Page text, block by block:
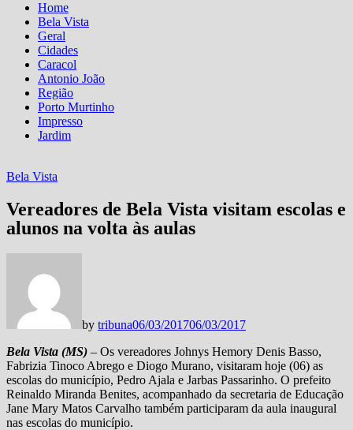
Home
Bela Vista
Geral
Cidades
Caracol
Antonio João
Região
Porto Murtinho
Impresso
Jardim
Bela Vista
Vereadores de Bela Vista visitam escolas e
alunos na volta às aulas
by tribuna06/03/201706/03/2017
Bela Vista (MS) – Os vereadores Johnys Hemory Denis Basso,
Fabrizia Tinoco Abrego e Diogo Murano, visitaram hoje (06) as
escolas do município, Pedro Ajala e Jarbas Passarinho. O prefeito
Reinaldo Miranda Benites, acompanhado da secretaria de Educação
Jane Mary Matos Carvalho também participaram da aula inaugural
nas escolas do município.